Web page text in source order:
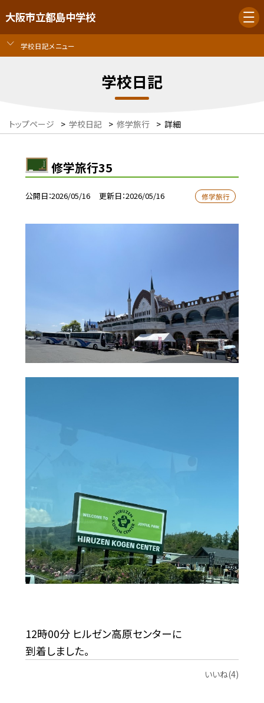
大阪市立都島中学校
学校日記メニュー
学校日記
トップページ > 学校日記 > 修学旅行 > 詳細
修学旅行35
公開日 2026/05/16 更新日 2026/05/16 修学旅行
12時00分 ヒルゼン高原センターに
到着しました。
いいね(4)